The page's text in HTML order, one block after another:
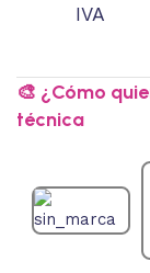
IVA
🎨 ¿Cómo
técnica